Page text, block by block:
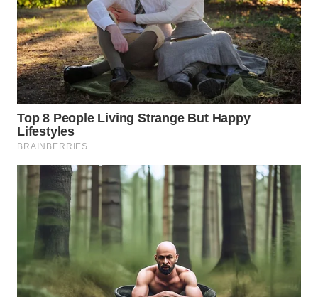
WN
INDRAMAYU
WN
KUNINGAN
WN
MAJALENGKA
WN
SUBANG
WN
SUKABUMI
PURWAKARTA